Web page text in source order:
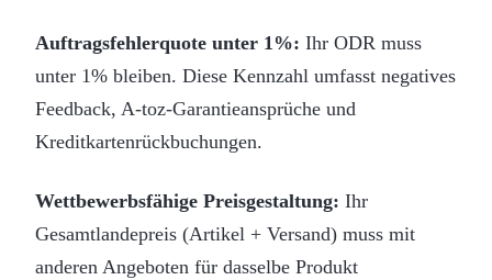
Auftragsfehlerquote unter 1%: Ihr ODR muss
unter 1% bleiben. Diese Kennzahl umfasst negatives
Feedback, A-toz-Garantieansprüche und
Kreditkartenrückbuchungen.
Wettbewerbsfähige Preisgestaltung: Ihr
Gesamtlandepreis (Artikel + Versand) muss mit
anderen Angeboten für dasselbe Produkt